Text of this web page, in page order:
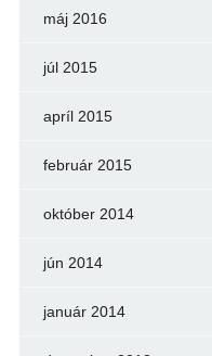
máj 2016
júl 2015
apríl 2015
február 2015
október 2014
jún 2014
január 2014